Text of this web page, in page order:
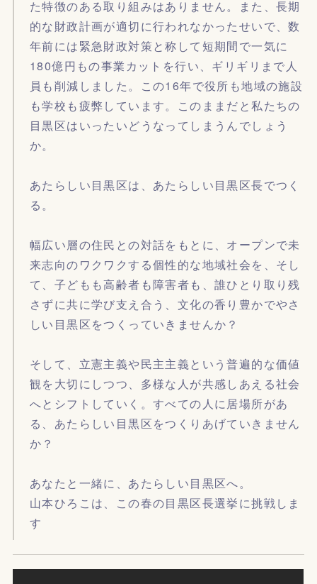
た特徴のある取り組みはありません。また、長期
的な財政計画が適切に行われなかったせいで、数
年前には緊急財政対策と称して短期間で一気に
180億円もの事業カットを行い、ギリギリまで人
員も削減しました。この16年で役所も地域の施設
も学校も疲弊しています。このままだと私たちの
目黒区はいったいどうなってしまうんでしょう
か。
あたらしい目黒区は、あたらしい目黒区長でつく
る。
幅広い層の住民との対話をもとに、オープンで未
来志向のワクワクする個性的な地域社会を、そし
て、子どもも高齢者も障害者も、誰ひとり取り残
さずに共に学び支え合う、文化の香り豊かでやさ
しい目黒区をつくっていきませんか？
そして、立憲主義や民主主義という普遍的な価値
観を大切にしつつ、多様な人が共感しあえる社会
へとシフトしていく。すべての人に居場所があ
る、あたらしい目黒区をつくりあげていきません
か？
あなたと一緒に、あたらしい目黒区へ。
山本ひろこは、この春の目黒区長選挙に挑戦しま
す